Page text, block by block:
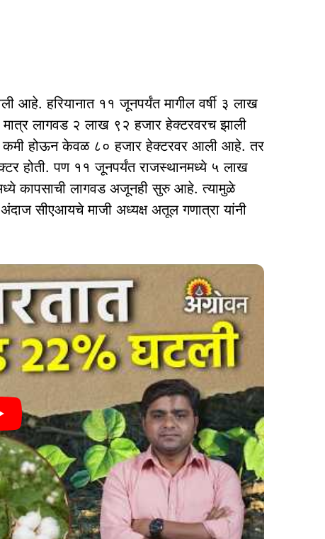
आहे. हरियानात ११ जूनपर्यंत मागील वर्षी ३ लाख
मात्र लागवड २ लाख ९२ हजार हेक्टरवरच झाली
होऊन केवळ ८० हजार हेक्टरवर आली आहे. तर
होती. पण ११ जूनपर्यंत राजस्थानमध्ये ५ लाख
कापसाची लागवड अजूनही सुरु आहे. त्यामुळे
सीएआयचे माजी अध्यक्ष अतूल गणात्रा यांनी